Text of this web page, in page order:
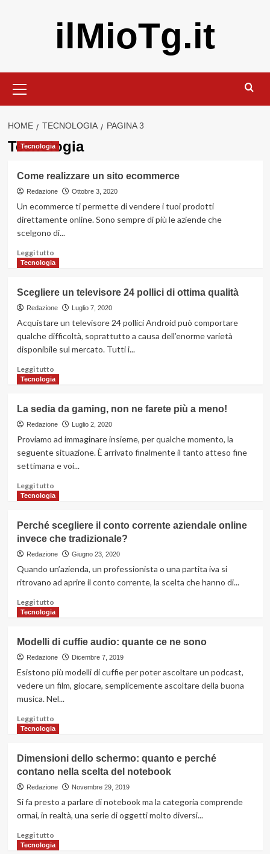
ilMioTg.it
principale
HOME TECNOLOGIA PAGINA 3
Tecnologia
Tecnologia
Come realizzare un sito ecommerce
Redazione Ottobre 3, 2020
Un ecommerce ti permette di vendere i tuoi prodotti
direttamente online. Sono sempre di più le aziende che
scelgono di...
Leggi tuttoLeggi
di
Come
realizzare
un
sito
ecommerce
Tecnologia
Scegliere un televisore 24 pollici di ottima qualità
Redazione Luglio 7, 2020
Acquistare un televisore 24 pollici Android può comportare
qualche difficoltà, soprattutto a causa dell’enorme varietà
disponibile sul mercato. Tutti i...
Leggi tuttoLeggi
di
Scegliere
un
televisore
24
di
qualità
Tecnologia
La sedia da gaming, non ne farete più a meno!
Redazione Luglio 2, 2020
Proviamo ad immaginare insieme, per qualche momento, la
seguente situazione. È arrivato finalmente il tanto atteso fine
settimana e voi...
Leggi tuttoLeggi
di
La
sedia
da
gaming,
ne
più
Tecnologia
Perché scegliere il conto corrente aziendale online
invece che tradizionale?
Redazione Giugno 23, 2020
Quando un’azienda, un professionista o una partita iva si
ritrovano ad aprire il conto corrente, la scelta che hanno di...
Leggi tuttoLeggi
di
Perché
scegliere
il
conto
corrente
aziendale
invece
Tecnologia
Modelli di cuffie audio: quante ce ne sono
Redazione Dicembre 7, 2019
Esistono più modelli di cuffie per poter ascoltare un podcast,
vedere un film, giocare, semplicemente ascoltare della buona
musica. Nel...
Leggi tuttoLeggi
di
Modelli
di
cuffie
quante
ce
sono
Tecnologia
Dimensioni dello schermo: quanto e perché
contano nella scelta del notebook
Redazione Novembre 29, 2019
Si fa presto a parlare di notebook ma la categoria comprende
ormai, in realtà, una serie di oggetti molto diversi...
Leggi tuttoLeggi
di
Tecnologia